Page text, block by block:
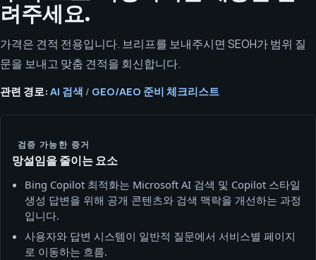
려주세요.
가격은 견적 전용입니다. 브리프를 보내주시면 SEOH가 범위 질
문을 보내고 맞춤 견적을 회신합니다.
관련 경로: AI 검색 / GEO/AEO 준비 체크리스트
검증 가능한 증거
망설임을 줄이는 요소
Bing Copilot 최적화는 Microsoft AI 검색 및 Copilot 스타일
생성 답변을 위해 공개 콘텐츠와 검색 맥락을 개선하는 과정
입니다.
사용자와 답변 시스템이 일반적 질문에서 서비스별 페이지
로 이동하는 흐름.